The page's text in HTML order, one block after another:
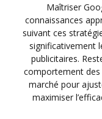
Maîtriser
connaissances
suivant ces
significativement
publicitaires.
comportement
marché pour
maximiser